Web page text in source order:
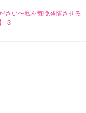
さい〜私を毎晩発情させる
3